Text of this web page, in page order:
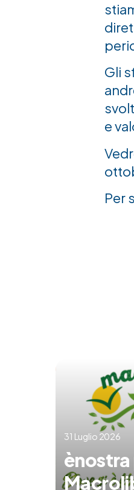
Gli
e
Per
31 Luglio 2026